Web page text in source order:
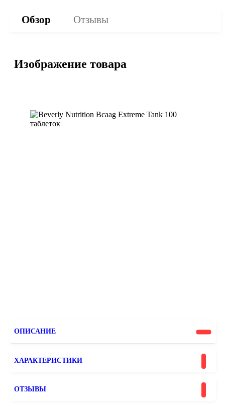
Обзор Отзывы
Изображение товара
ОПИСАНИЕ
ХАРАКТЕРИСТИКИ
ОТЗЫВЫ